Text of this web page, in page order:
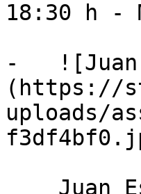
18:30 h -
-   ![Juan
(https://
uploads/